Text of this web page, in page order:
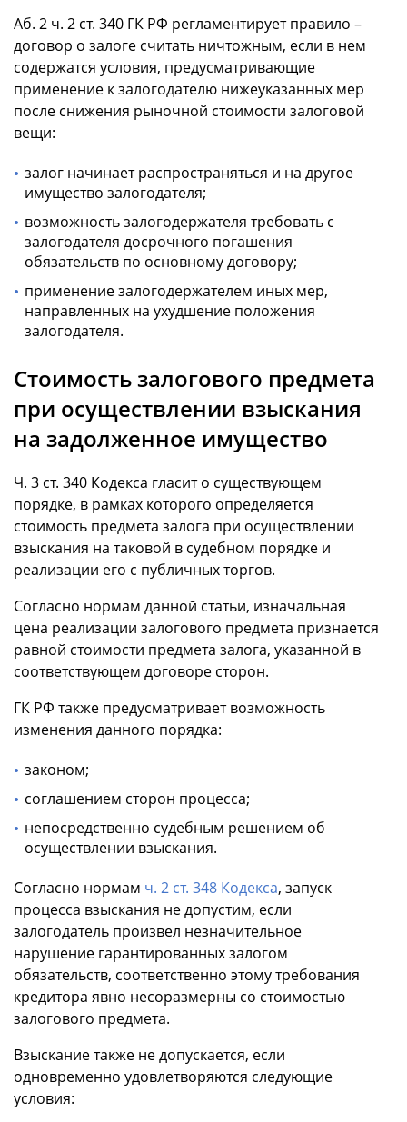
Аб. 2 ч. 2 ст. 340 ГК РФ регламентирует правило –
договор о залоге считать ничтожным, если в нем
содержатся условия, предусматривающие
применение к залогодателю нижеуказанных мер
после снижения рыночной стоимости залоговой
вещи:
залог начинает распространяться и на другое
имущество залогодателя;
возможность залогодержателя требовать с
залогодателя досрочного погашения
обязательств по основному договору;
применение залогодержателем иных мер,
направленных на ухудшение положения
залогодателя.
Стоимость залогового предмета
при осуществлении взыскания
на задолженное имущество
Ч. 3 ст. 340 Кодекса гласит о существующем
порядке, в рамках которого определяется
стоимость предмета залога при осуществлении
взыскания на таковой в судебном порядке и
реализации его с публичных торгов.
Согласно нормам данной статьи, изначальная
цена реализации залогового предмета признается
равной стоимости предмета залога, указанной в
соответствующем договоре сторон.
ГК РФ также предусматривает возможность
изменения данного порядка:
законом;
соглашением сторон процесса;
непосредственно судебным решением об
осуществлении взыскания.
Согласно нормам ч. 2 ст. 348 Кодекса, запуск
процесса взыскания не допустим, если
залогодатель произвел незначительное
нарушение гарантированных залогом
обязательств, соответственно этому требования
кредитора явно несоразмерны со стоимостью
залогового предмета.
Взыскание также не допускается, если
одновременно удовлетворяются следующие
условия: